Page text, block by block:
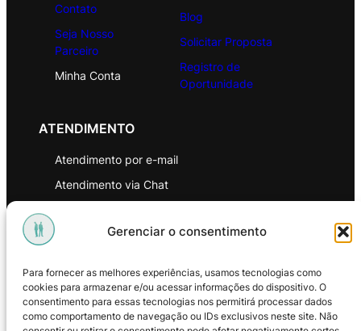
Gerenciar o consentimento
Para fornecer as melhores experiências, usamos tecnologias como
cookies para armazenar e/ou acessar informações do dispositivo. O
consentimento para essas tecnologias nos permitirá processar dados
como comportamento de navegação ou IDs exclusivos neste site. Não
Contato
Seja Nosso
Parceiro
Minha Conta
Blog
Solicitar Proposta
Registro de
Oportunidade
ATENDIMENTO
Atendimento por e-mail
Atendimento via Chat
Política de Privacidade
Política de Troca e Devoluções